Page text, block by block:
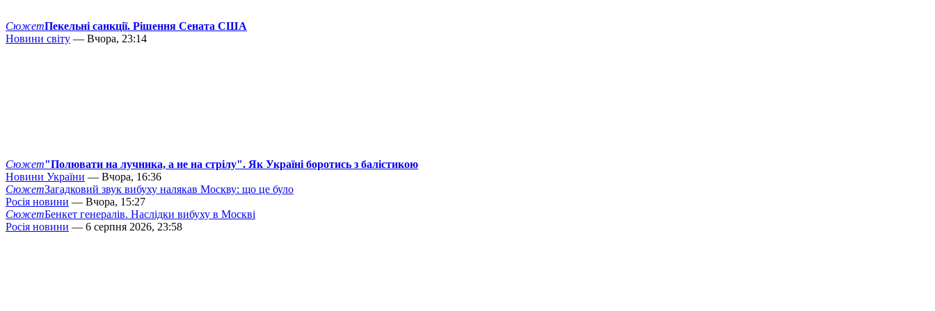
СюжетПекельні санкції. Рішення Сената США
Новини світу — Вчора, 23:14
Сюжет"Полювати на лучника, а не на стрілу". Як Україні боротись з балістикою
Новини України — Вчора, 16:36
СюжетЗагадковий звук вибуху налякав Москву: що це було
Росія новини — Вчора, 15:27
СюжетБенкет генералів. Наслідки вибуху в Москві
Росія новини — 6 серпня 2026, 23:58